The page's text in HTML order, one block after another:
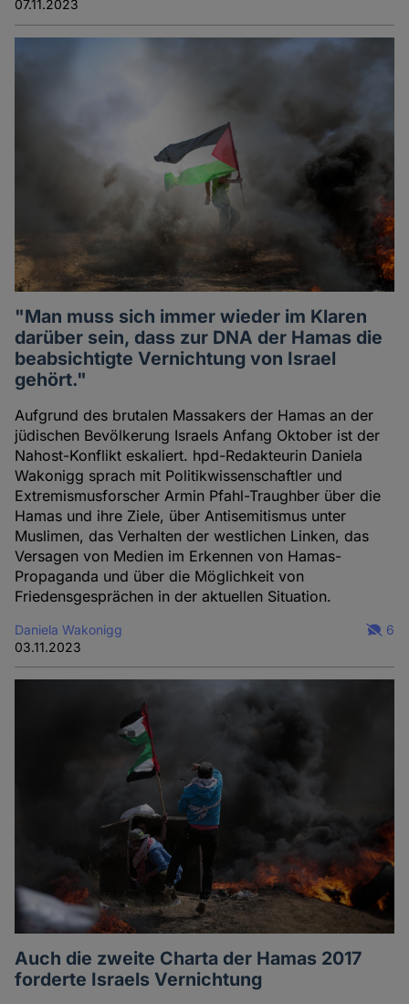
07.11.2023
"Man muss sich immer wieder im Klaren
darüber sein, dass zur DNA der Hamas die
beabsichtigte Vernichtung von Israel
gehört."
Aufgrund des brutalen Massakers der Hamas an der
jüdischen Bevölkerung Israels Anfang Oktober ist der
Nahost-Konflikt eskaliert. hpd-Redakteurin Daniela
Wakonigg sprach mit Politikwissenschaftler und
Extremismusforscher Armin Pfahl-Traughber über die
Hamas und ihre Ziele, über Antisemitismus unter
Muslimen, das Verhalten der westlichen Linken, das
Versagen von Medien im Erkennen von Hamas-
Propaganda und über die Möglichkeit von
Friedensgesprächen in der aktuellen Situation.
Daniela Wakonigg
03.11.2023
6
Auch die zweite Charta der Hamas 2017
forderte Israels Vernichtung